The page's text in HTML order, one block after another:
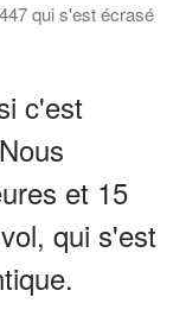
qui s'est écrasé
c'est
et 15
qui s'est